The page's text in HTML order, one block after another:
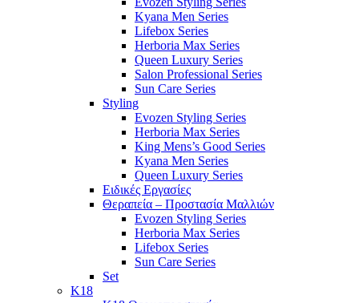
Kyana Men Series
Lifebox Series
Herboria Max Series
Queen Luxury Series
Salon Professional Series
Sun Care Series
Styling
Evozen Styling Series
Herboria Max Series
King Mens’s Good Series
Kyana Men Series
Queen Luxury Series
Ειδικές Εργασίες
Θεραπεία – Προστασία Μαλλιών
Evozen Styling Series
Herboria Max Series
Lifebox Series
Sun Care Series
Set
K18